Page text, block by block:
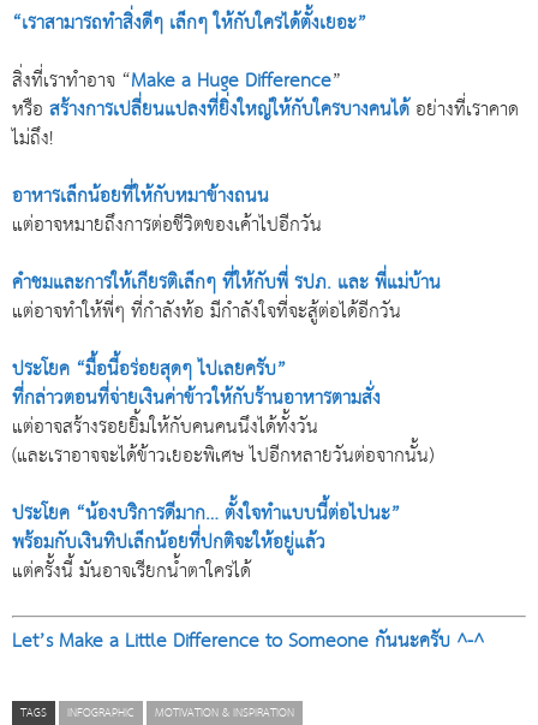
“เราสามารถทำสิ่งดีๆ เล็กๆ ให้กับใครได้ตั้งเยอะ”
สิ่งที่เราทำอาจ “Make a Huge Difference”
หรือ สร้างการเปลี่ยนแปลงที่ยิ่งใหญ่ให้กับใครบางคนได้อย่างที่เราคาด
ไม่ถึง!
อาหารเล็กน้อยที่ให้กับหมาข้างถนน
แต่อาจหมายถึงการต่อชีวิตของเค้าไปอีกวัน
คำชมและการให้เกียรติเล็กๆ ที่ให้กับพี่ รปภ. และ พี่แม่บ้าน
แต่อาจทำให้พี่ๆ ที่กำลังท้อ มีกำลังใจที่จะสู้ต่อได้อีกวัน
ประโยค “มื้อนี้อร่อยสุดๆ ไปเลยครับ”
ที่กล่าวตอนที่จ่ายเงินค่าข้าวให้กับร้านอาหารตามสั่ง
แต่อาจสร้างรอยยิ้มให้กับคนคนนึงได้ทั้งวัน
(และเราอาจจะได้ข้าวเยอะพิเศษ ไปอีกหลายวันต่อจากนั้น)
ประโยค “น้องบริการดีมาก… ตั้งใจทำแบบนี้ต่อไปนะ”
พร้อมกับเงินทิปเล็กน้อยที่ปกติจะให้อยู่แล้ว
แต่ครั้งนี้ มันอาจเรียกน้ำตาใครได้
Let’s Make a Little Difference to Someone กันนะครับ ^-^
TAGS INFOGRAPHIC MOTIVATION & INSPIRATION